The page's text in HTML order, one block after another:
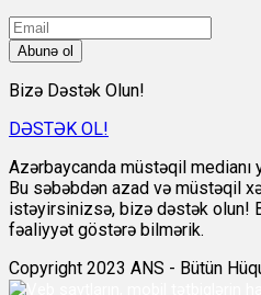
Abunə ol
Bizə Dəstək Olun!
DƏSTƏK OL!
Azərbaycanda müstəqil medianı
Bu səbəbdən azad və müstəqil
istəyirsinizsə, bizə dəstək olun!
fəaliyyət göstərə bilmərik.
Copyright 2023 ANS - Bütün